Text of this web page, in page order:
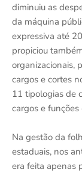
diminuiu as
da máquina
expressiva até
propiciou
organizacionais,
cargos e cortes
11 tipologias de
cargos e funções
Na gestão da
estaduais, nos
era feita apenas